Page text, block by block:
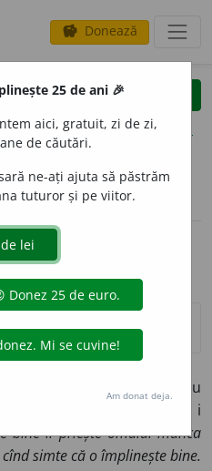
savings Donează
clear
opțiuni
IV. lntranz. (Construit cu
cuiva prielnic, favorabil, a i
bine îi priește omului munca
simte că o împlinește bine.
25 de ani 🎉
aici, gratuit, zi de zi,
de căutări.
ne-ați ajuta să păstrăm
tuturor și pe viitor.
Am donat deja.